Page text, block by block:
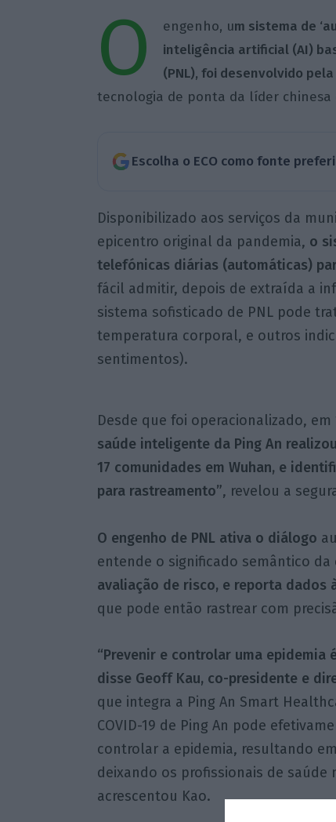
O engenho, um sistema de
inteligência artificial (AI)
(PNL), foi desenvolvido
tecnologia de ponta da líder chinesa
Escolha o ECO como fonte
Disponibilizado aos serviços da
epicentro original da pandemia, o
telefónicas diárias (automáticas)
fácil admitir, depois de extraída a
sistema sofisticado de PNL pode
temperatura corporal, e outros
sentimentos).
Desde que foi operacionalizado, em
saúde inteligente da Ping An
17 comunidades em Wuhan, e
para rastreamento”, revelou a
O engenho de PNL ativa o diálogo
entende o significado semântico da
avaliação de risco, e reporta dados
que pode então rastrear com
“Prevenir e controlar uma epidemia
disse Geoff Kau, co-presidente e
que integra a Ping An Smart
COVID-19 de Ping An pode
controlar a epidemia, resultando
deixando os profissionais de
acrescentou Kao.